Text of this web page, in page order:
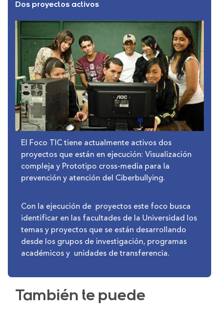
Dos proyectos activos
El Foco TIC tiene actualmente activos dos
proyectos que están en ejecución: Visualización
compleja y Prototipo cross-media para la
prevención y atención del Ciberbullying.
Con la ejecución de proyectos este foco busca
identificar en las facultades de la Universidad los
temas y proyectos que se están desarrollando
desde los grupos de investigación, programas
académicos y unidades de transferencia.
También te puede